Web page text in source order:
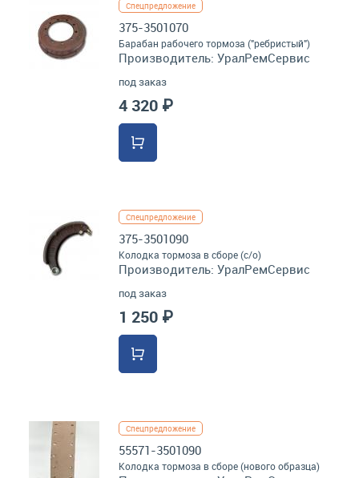
Спецпредложение
375-3501070
Барабан рабочего тормоза ("ребристый")
Производитель: УралРемСервис
под заказ
4 320 ₽
Спецпредложение
375-3501090
Колодка тормоза в сборе (с/о)
Производитель: УралРемСервис
под заказ
1 250 ₽
Спецпредложение
55571-3501090
Колодка тормоза в сборе (нового образца)